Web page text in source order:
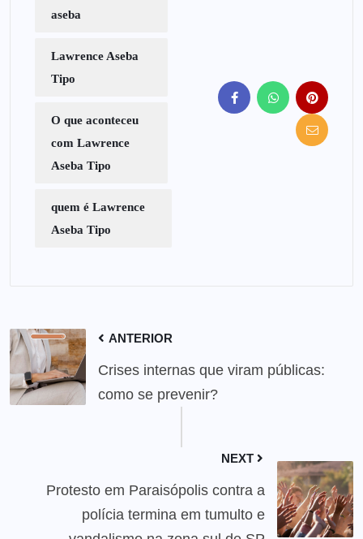
aseba
Lawrence Aseba
Tipo
O que aconteceu
com Lawrence
Aseba Tipo
quem é Lawrence
Aseba Tipo
ANTERIOR
Crises internas que viram públicas:
como se prevenir?
NEXT
Protesto em Paraisópolis contra a
polícia termina em tumulto e